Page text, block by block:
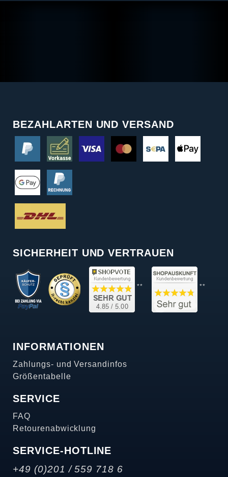
BEZAHLARTEN UND VERSAND
SICHERHEIT UND VERTRAUEN
** **
INFORMATIONEN
Zahlungs- und Versandinfos
Größentabelle
SERVICE
FAQ
Retourenabwicklung
SERVICE-HOTLINE
+49 (0)201 / 559 718 6